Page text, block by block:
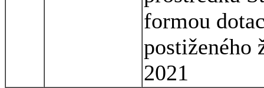
formou
postiženého
2021